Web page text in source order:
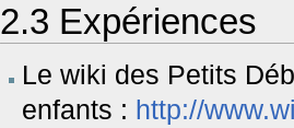
2.3 Expériences
Le wiki des Petits
enfants : http://